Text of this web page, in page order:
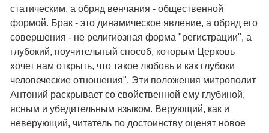
статическим, а обряд венчания - общественной
формой. Брак - это динамическое явление, а обряд его
совершения - не религиозная форма "регистрации", а
глубокий, поучительный способ, которым Церковь
хочет нам открыть, что такое любовь и как глубоки
человеческие отношения". Эти положения митрополит
Антоний раскрывает со свойственной ему глубиной,
ясным и убедительным языком. Верующий, как и
неверующий, читатель по достоинству оценят новое